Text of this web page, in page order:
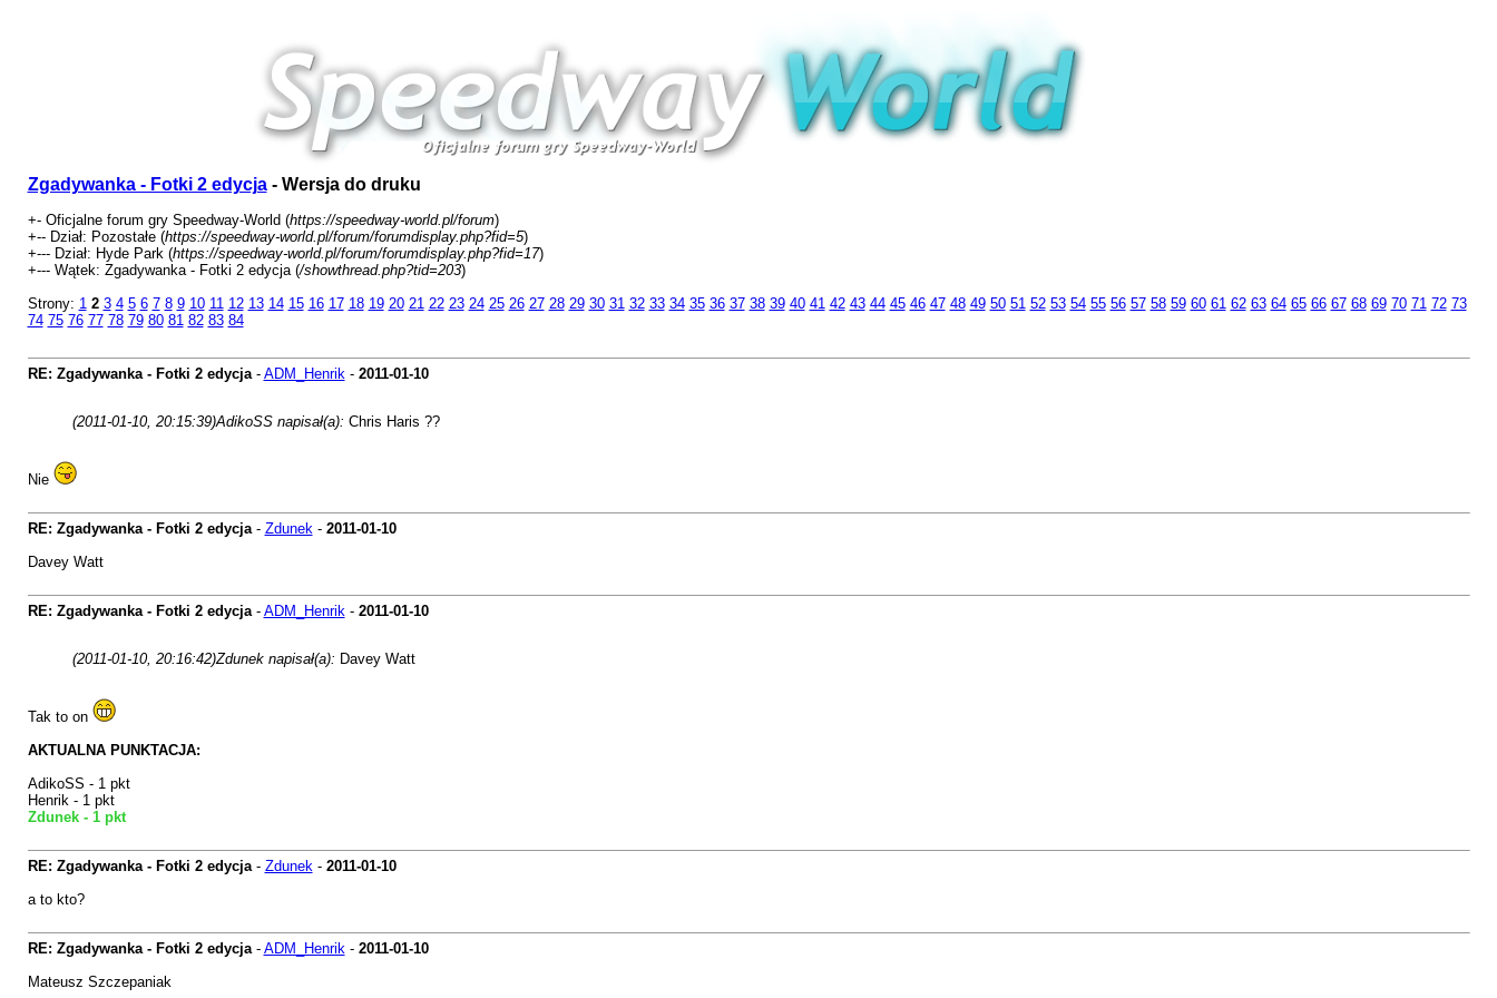
Zgadywanka - Fotki 2 edycja- Wersja do druku
+- Oficjalne forum gry Speedway-World (https://speedway-world.pl/forum)
+-- Dział: Pozostałe (https://speedway-world.pl/forum/forumdisplay.php?fid=5)
+--- Dział: Hyde Park (https://speedway-world.pl/forum/forumdisplay.php?fid=17)
+--- Wątek: Zgadywanka - Fotki 2 edycja (/showthread.php?tid=203)
Strony: 1 2 3 4 5 6 7 8 9 10 11 12 13 14 15 16 17 18 19 20 21 22 23 24 25 26 27 28 29 30 31 32 33 34 35 36 37 38 39 40 41 42 43 44 45 46 47 48 49 50 51 52 53 54 55 56 57 58 59 60 61 62 63 64 65 66 67 68 69 70 71 72 73
74 75 76 77 78 79 80 81 82 83 84
RE: Zgadywanka - Fotki 2 edycja- ADM_Henrik- 2011-01-10
(2011-01-10, 20:15:39)AdikoSS napisał(a): Chris Haris ??
Nie
RE: Zgadywanka - Fotki 2 edycja- Zdunek- 2011-01-10
Davey Watt
RE: Zgadywanka - Fotki 2 edycja- ADM_Henrik- 2011-01-10
(2011-01-10, 20:16:42)Zdunek napisał(a): Davey Watt
Tak to on
AKTUALNA PUNKTACJA:
AdikoSS - 1 pkt
Henrik - 1 pkt
Zdunek - 1 pkt
RE: Zgadywanka - Fotki 2 edycja- Zdunek- 2011-01-10
a to kto?
RE: Zgadywanka - Fotki 2 edycja- ADM_Henrik- 2011-01-10
Mateusz Szczepaniak